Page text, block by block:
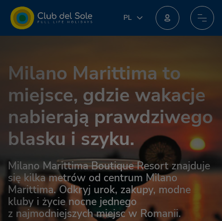
PL
FR
Milano Marittima to
miejsce, gdzie wakacje
nabierają prawdziwego
blasku i szyku.
Milano Marittima Boutique Resort znajduje
się kilka metrów od centrum Milano
Marittima. Odkryj urok, zakupy, modne
kluby i życie nocne jednego
z najmodniejszych miejsc w Romanii.